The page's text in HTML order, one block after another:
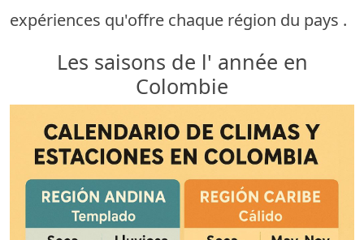
expériences qu'offre chaque région du pays .
Les saisons de l' année en
Colombie